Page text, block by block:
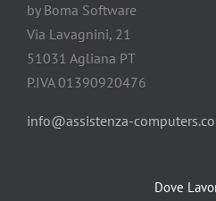
by Boma Software
Via Lavagnini, 21
51031 Agliana PT
P.IVA 01390920476
info@assistenza-
Dove